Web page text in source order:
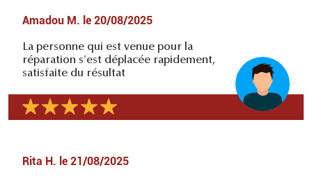
Amadou M. le 20/08/2025
La personne qui est venue pour la
réparation s'est déplacée rapidement,
satisfaite du résultat
Rita H. le 21/08/2025